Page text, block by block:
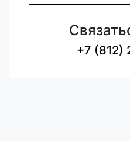
+7 (812)